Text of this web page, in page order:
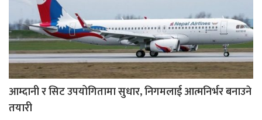
आम्दानी र सिट उपयोगितामा सुधार, निगमलाई आत्मनिर्भर बनाउने
तयारी